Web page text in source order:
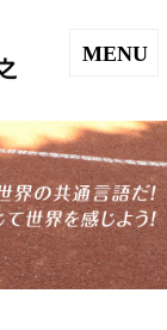
MENU